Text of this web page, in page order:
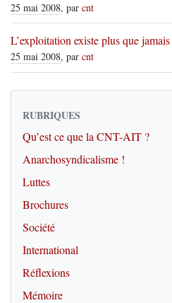
25 mai 2008, par cnt
L’exploitation existe plus que jamais
25 mai 2008, par cnt
RUBRIQUES
Qu’est ce que la CNT-AIT ?
Anarchosyndicalisme !
Luttes
Brochures
Société
International
Réflexions
Mémoire